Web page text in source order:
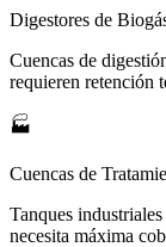
Digestores de
Cuencas de
requieren retención
🏭
Cuencas de
Tanques
necesita máxima